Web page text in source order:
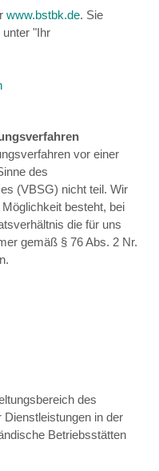
www.bstbk.de. Sie
"Ihr
vor einer
des
(VBSG) nicht teil. Wir
besteht, bei
die für uns
gemäß § 76 Abs. 2 Nr.
des
in der
Betriebsstätten